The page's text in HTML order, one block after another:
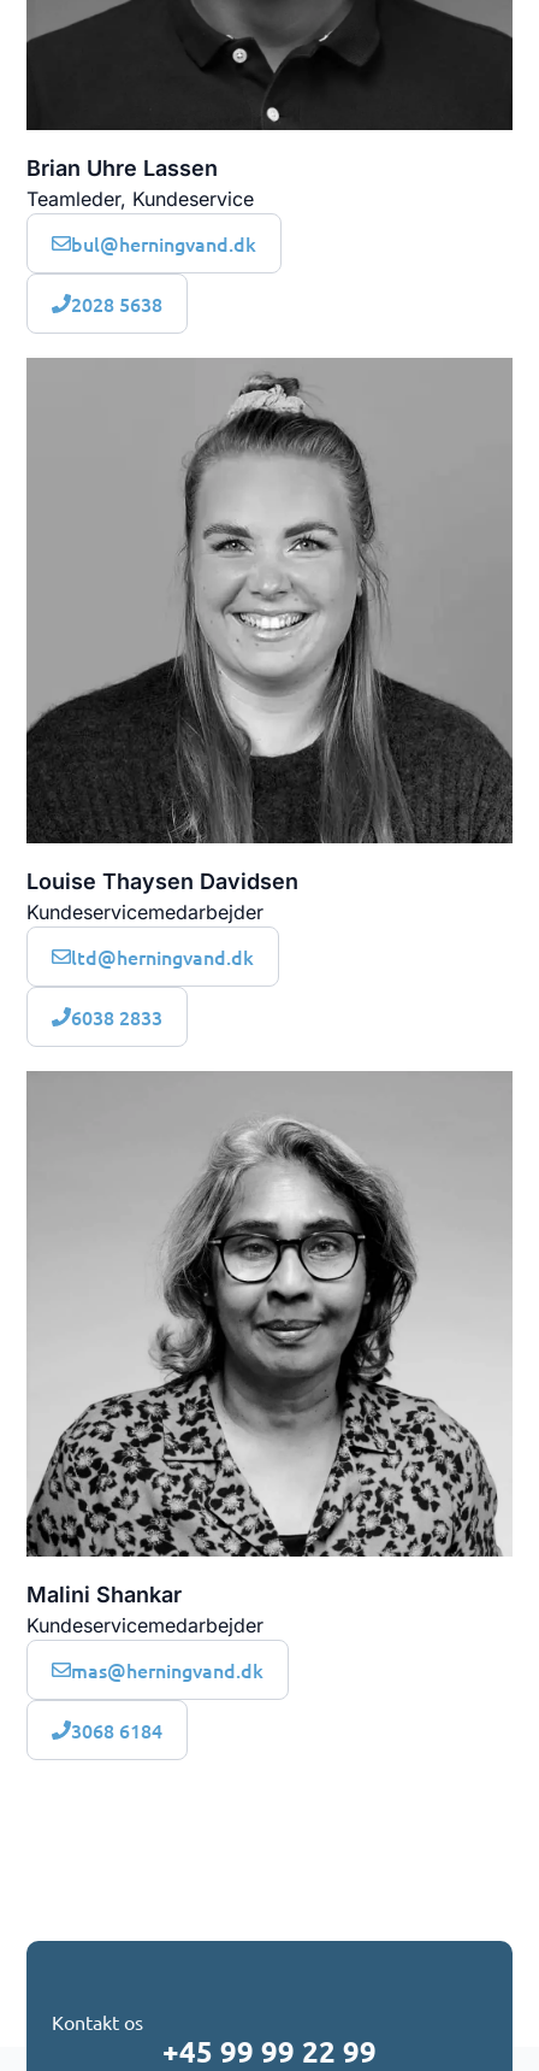
Brian Uhre Lassen
Teamleder, Kundeservice
bul@herningvand.dk
2028 5638
Louise Thaysen Davidsen
Kundeservicemedarbejder
ltd@herningvand.dk
6038 2833
Malini Shankar
Kundeservicemedarbejder
mas@herningvand.dk
3068 6184
Kontakt os
+45 99 99 22 99